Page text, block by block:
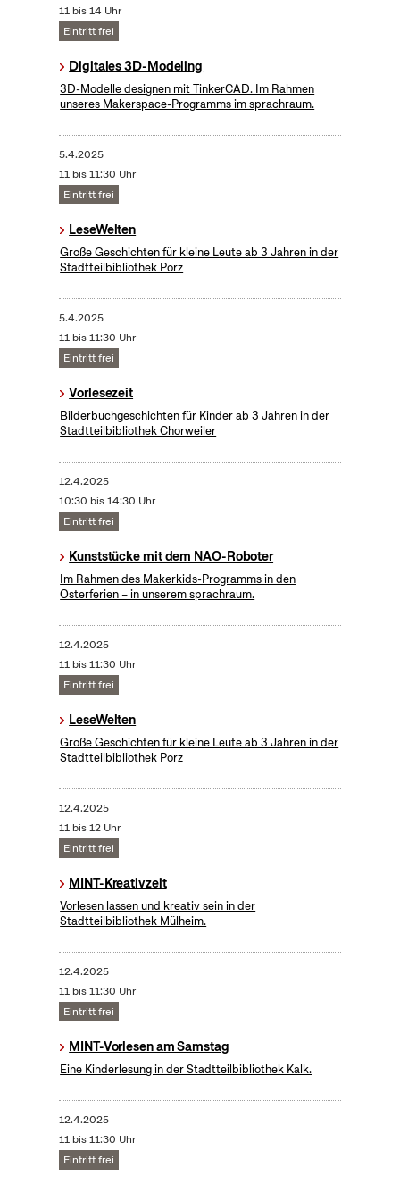
11 bis 14 Uhr
Eintritt frei
Digitales 3D-Modeling
3D-Modelle designen mit TinkerCAD. Im Rahmen
unseres Makerspace-Programms im sprachraum.
5.4.2025
11 bis 11:30 Uhr
Eintritt frei
LeseWelten
Große Geschichten für kleine Leute ab 3 Jahren in der
Stadtteilbibliothek Porz
5.4.2025
11 bis 11:30 Uhr
Eintritt frei
Vorlesezeit
Bilderbuchgeschichten für Kinder ab 3 Jahren in der
Stadtteilbibliothek Chorweiler
12.4.2025
10:30 bis 14:30 Uhr
Eintritt frei
Kunststücke mit dem NAO-Roboter
Im Rahmen des Makerkids-Programms in den
Osterferien – in unserem sprachraum.
12.4.2025
11 bis 11:30 Uhr
Eintritt frei
LeseWelten
Große Geschichten für kleine Leute ab 3 Jahren in der
Stadtteilbibliothek Porz
12.4.2025
11 bis 12 Uhr
Eintritt frei
MINT-Kreativzeit
Vorlesen lassen und kreativ sein in der
Stadtteilbibliothek Mülheim.
12.4.2025
11 bis 11:30 Uhr
Eintritt frei
MINT-Vorlesen am Samstag
Eine Kinderlesung in der Stadtteilbibliothek Kalk.
12.4.2025
11 bis 11:30 Uhr
Eintritt frei